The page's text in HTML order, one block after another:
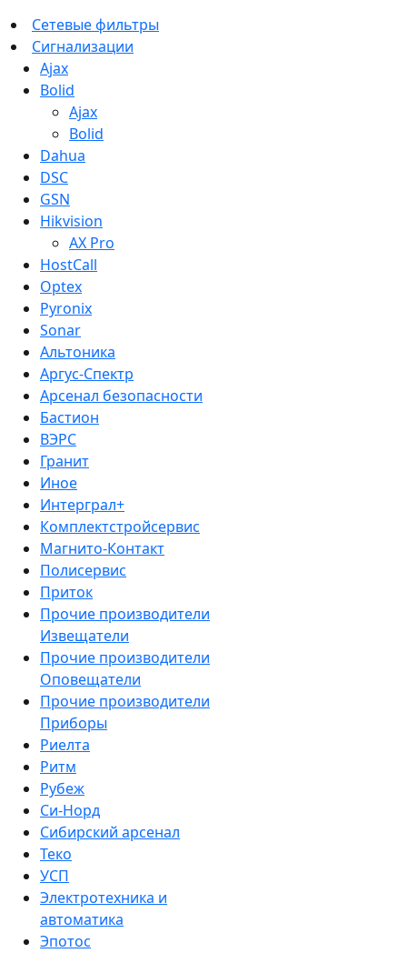
Сетевые фильтры
Сигнализации
Ajax
Bolid
Ajax
Bolid
Dahua
DSC
GSN
Hikvision
AX Pro
HostCall
Optex
Pyronix
Sonar
Альтоника
Аргус-Спектр
Арсенал безопасности
Бастион
ВЭРС
Гранит
Иное
Интерграл+
Комплектстройсервис
Магнито-Контакт
Полисервис
Приток
Прочие производители
Извещатели
Прочие производители
Оповещатели
Прочие производители
Приборы
Риелта
Ритм
Рубеж
Си-Норд
Сибирский арсенал
Теко
УСП
Электротехника и
автоматика
Эпотос